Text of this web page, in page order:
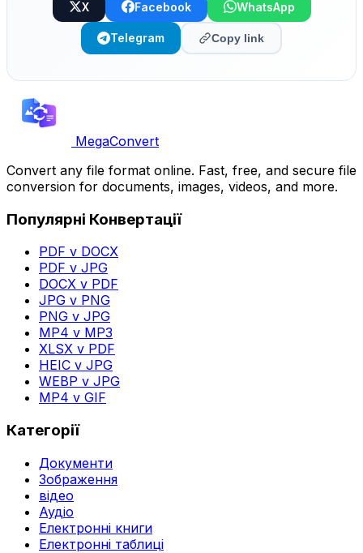
X Facebook WhatsApp
Telegram Copy link
MegaConvert
Convert any file format online. Fast, free, and secure file
conversion for documents, images, videos, and more.
Популярні Конвертації
PDF v DOCX
PDF v JPG
DOCX v PDF
JPG v PNG
PNG v JPG
MP4 v MP3
XLSX v PDF
HEIC v JPG
WEBP v JPG
MP4 v GIF
Категорії
Документи
Зображення
відео
Аудіо
Електронні книги
Електронні таблиці